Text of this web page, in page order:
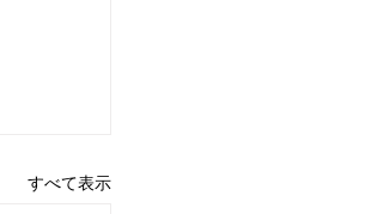
すべて表示